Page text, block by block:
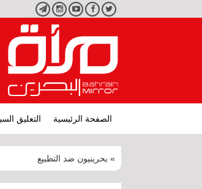
تويتر فيسبوكيوتيوبانستجرامتليجرام
الصفحة الرئيسية التعليق
» بحرينيون ضد التطبيع